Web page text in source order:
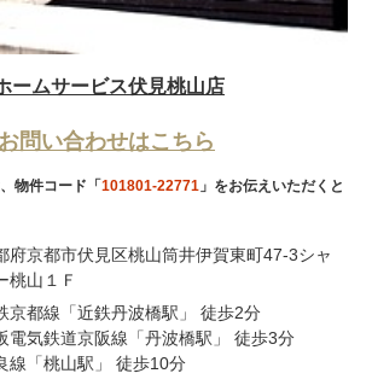
ームサービス伏見桃山店
問い合わせはこちら
物件コード「 101801-22771 」をお伝えいただくと
府京都市伏見区桃山筒井伊賀東町47-3シャ
桃山１Ｆ
京都線「近鉄丹波橋駅」 徒歩2分
電気鉄道京阪線「丹波橋駅」 徒歩3分
線「桃山駅」 徒歩10分